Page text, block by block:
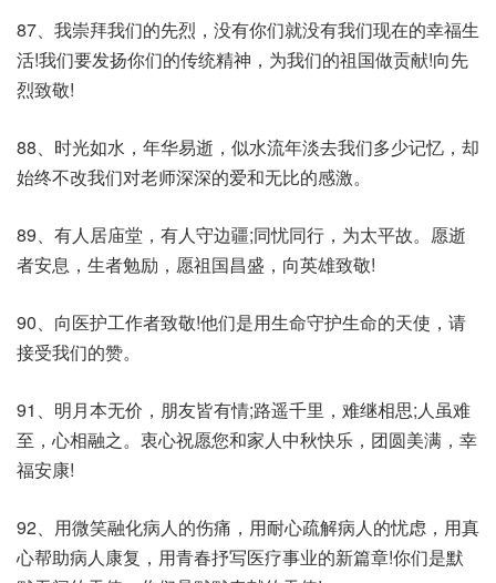
87、我崇拜我们的先烈，没有你们就没有我们现在的幸福生
活!我们要发扬你们的传统精神，为我们的祖国做贡献!向先
烈致敬!
88、时光如水，年华易逝，似水流年淡去我们多少记忆，却
始终不改我们对老师深深的爱和无比的感激。
89、有人居庙堂，有人守边疆;同忧同行，为太平故。愿逝
者安息，生者勉励，愿祖国昌盛，向英雄致敬!
90、向医护工作者致敬!他们是用生命守护生命的天使，请
接受我们的赞。
91、明月本无价，朋友皆有情;路遥千里，难继相思;人虽难
至，心相融之。衷心祝愿您和家人中秋快乐，团圆美满，幸
福安康!
92、用微笑融化病人的伤痛，用耐心疏解病人的忧虑，用真
心帮助病人康复，用青春抒写医疗事业的新篇章!你们是默